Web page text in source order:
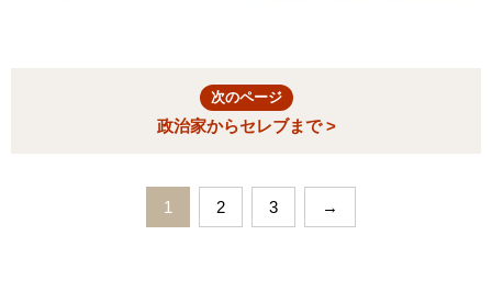
次のページ
政治家からセレブまで >
1 2 3 →